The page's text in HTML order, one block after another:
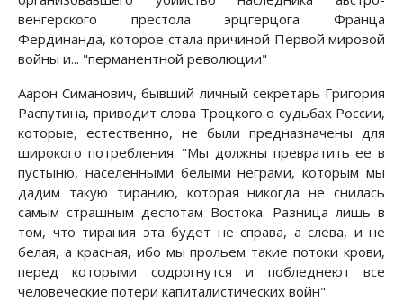
венгерского престола эрцгерцога Франца
Фердинанда, которое стала причиной Первой мировой
войны и... "перманентной революции"
Аарон Симанович, бывший личный секретарь Григория
Распутина, приводит слова Троцкого о судьбах России,
которые, естественно, не были предназначены для
широкого потребления: "Мы должны превратить ее в
пустыню, населенными белыми неграми, которым мы
дадим такую тиранию, которая никогда не снилась
самым страшным деспотам Востока. Разница лишь в
том, что тирания эта будет не справа, а слева, и не
белая, а красная, ибо мы прольем такие потоки крови,
перед которыми содрогнутся и побледнеют все
человеческие потери капиталистических войн".